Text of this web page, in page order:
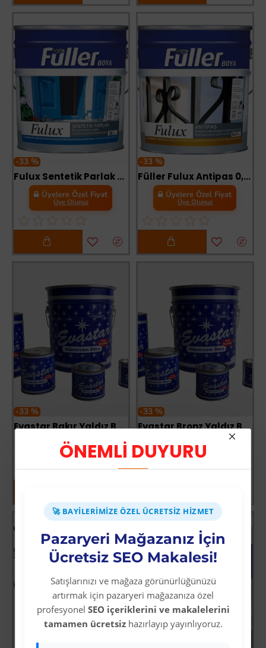
ÖNEMLİ DUYURU
🚀 BAYILERIMIZE ÖZEL ÜCRETSIZ HIZMET
Pazaryeri Mağazanız İçin
Ücretsiz SEO Makalesi!
Satışlarınızı ve mağaza görünürlüğünüzü
artırmak için pazaryeri mağazanıza özel
profesyonel SEO içeriklerini ve makalelerini
tamamen ücretsizhazırlayıp yayınlıyoruz.
-33 %
Fulux Sentetik Parlak Boya 0,25 Litre Siyah
Üyelere Özel Fiyat
Üye Olunuz
-33 %
Füller Fulux Antipas 0,75 Kg Gri
Üyelere Özel Fiyat
Üye Olunuz
-33 %
Evastar Bakır Yaldız Boya 0,2 Litre
Üyelere Özel Fiyat
Üye Olunuz
-33 %
Evastar Bronz Yaldız Boya 0,2 Litre
Üyelere Özel Fiyat
Üye Olunuz